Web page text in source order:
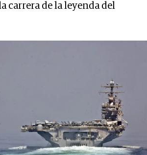
carrera de la leyenda del